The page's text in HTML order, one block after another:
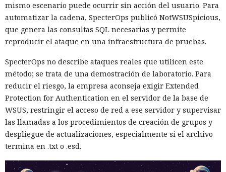
mismo escenario puede ocurrir sin acción del usuario. Para
automatizar la cadena, SpecterOps publicó NotWSUSpicious,
que genera las consultas SQL necesarias y permite
reproducir el ataque en una infraestructura de pruebas.
SpecterOps no describe ataques reales que utilicen este
método; se trata de una demostración de laboratorio. Para
reducir el riesgo, la empresa aconseja exigir Extended
Protection for Authentication en el servidor de la base de
WSUS, restringir el acceso de red a ese servidor y supervisar
las llamadas a los procedimientos de creación de grupos y
despliegue de actualizaciones, especialmente si el archivo
termina en .txt o .esd.